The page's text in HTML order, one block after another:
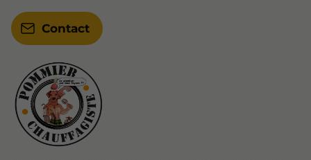
Contact